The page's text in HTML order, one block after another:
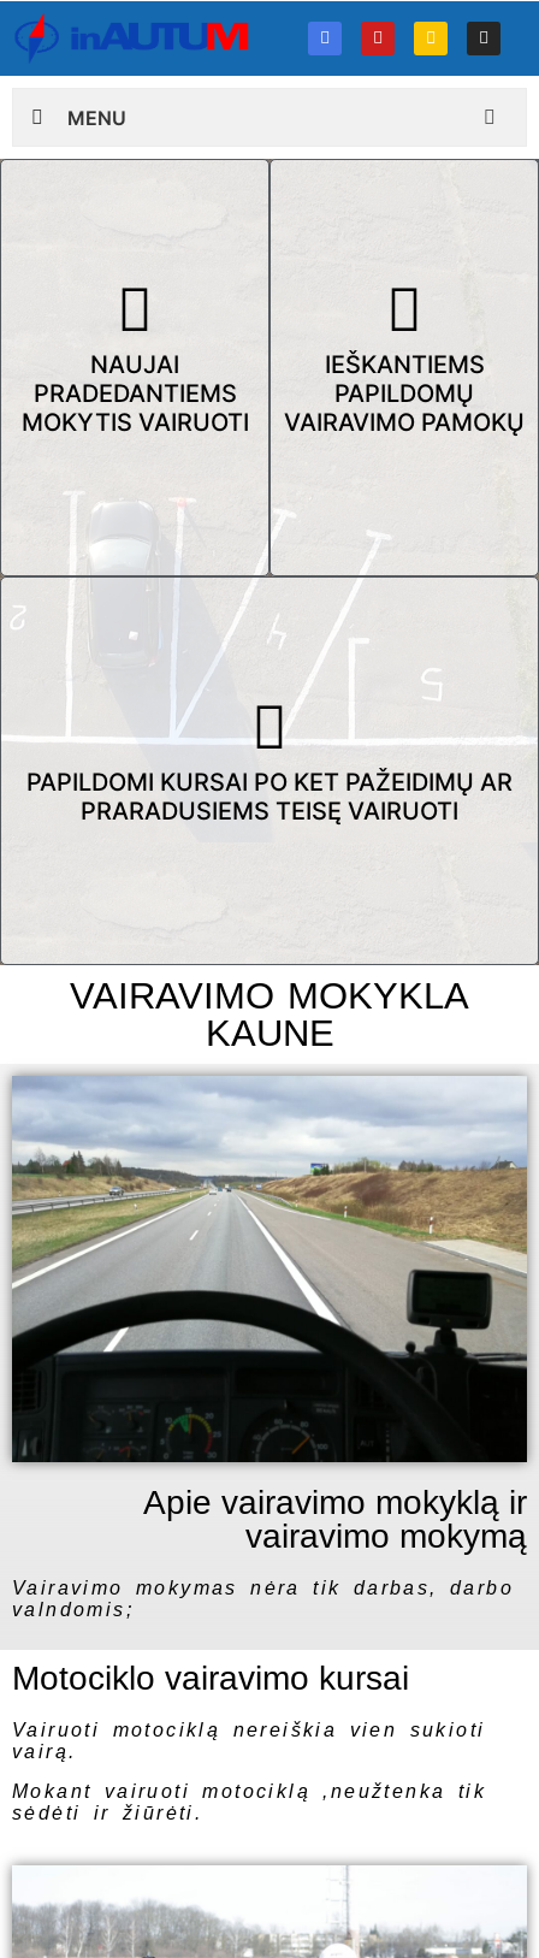
MENU
NAUJAI
PRADEDANTIEMS
MOKYTIS VAIRUOTI
IEŠKANTIEMS
PAPILDOMŲ
VAIRAVIMO PAMOKŲ
PAPILDOMI KURSAI PO KET PAŽEIDIMŲ AR
PRARADUSIEMS TEISĘ VAIRUOTI
VAIRAVIMO MOKYKLA
KAUNE
Apie vairavimo mokyklą ir
vairavimo mokymą
Vairavimo mokymas nėra tik darbas, darbo
valndomis;
Motociklo vairavimo kursai
Vairuoti motociklą nereiškia vien sukioti
vairą.
Mokant vairuoti motociklą ,neužtenka tik
sėdėti ir žiūrėti.